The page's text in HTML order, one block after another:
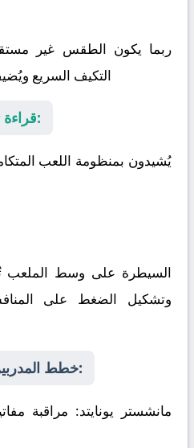
ربما يكون الطقس غير
التكيف السريع
قراءة تحليلية من أهل الخبرة:
يُشيدون بمنظومة اللعب
السيطرة على وسط الملعب
وتشكيل الضغط على
خطط المدربين بين الحذر والمغامرة:
مانشستر يونايتد: مراقبة